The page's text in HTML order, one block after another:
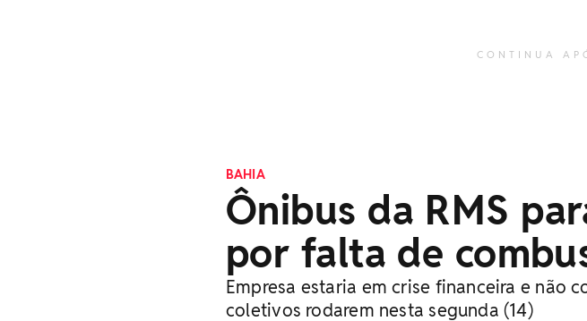
CONTINUA
BAHIA
Ônibus da RMS
por falta de
Empresa estaria em crise financeira e não
coletivos rodarem nesta segunda (14)